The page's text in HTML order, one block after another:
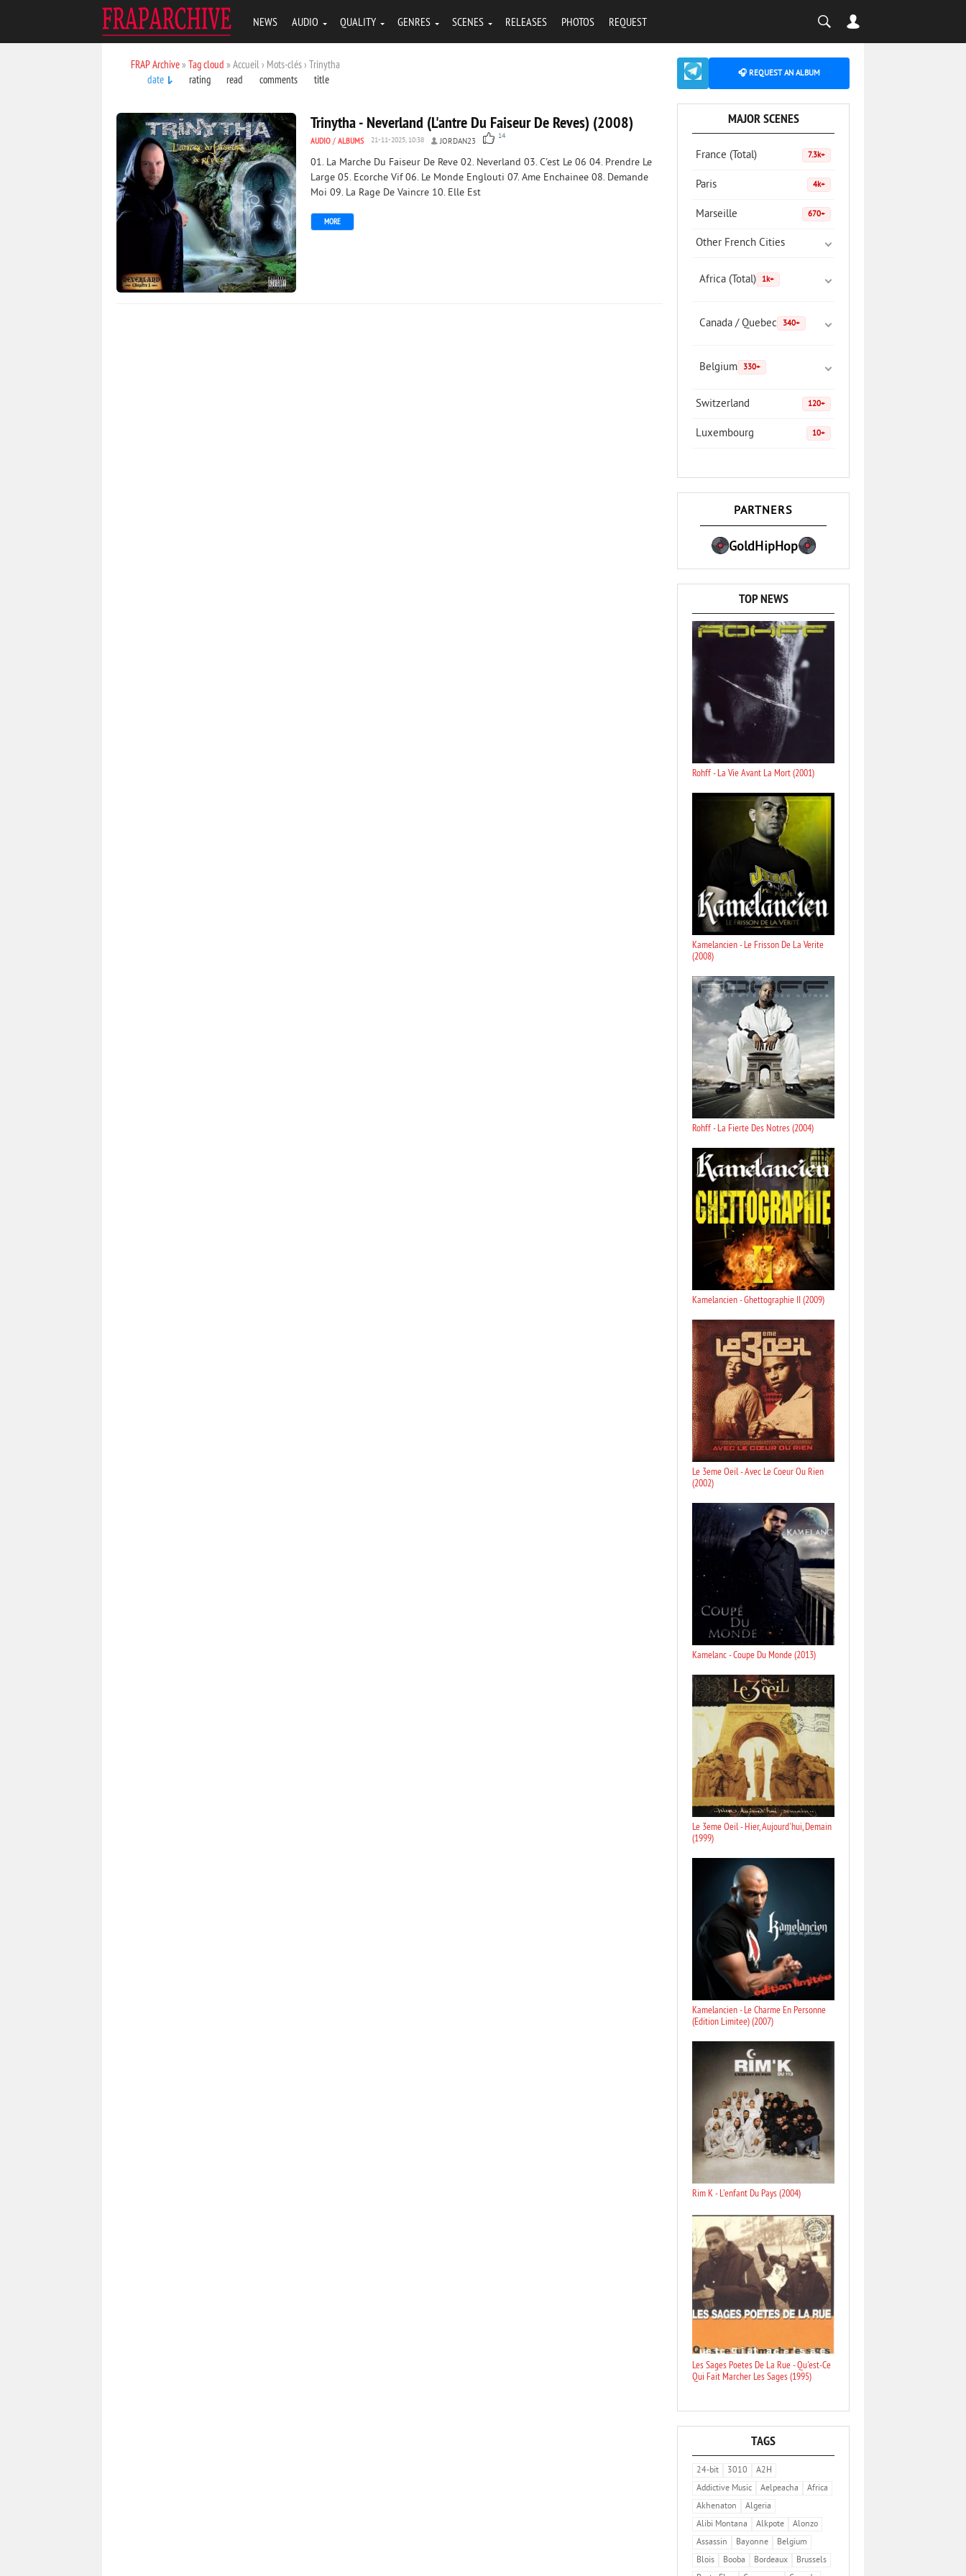
NEWS AUDIO QUALITY GENRES SCENES RELEASES PHOTOS REQUEST
FRAP Archive» Tag cloud » Accueil › Mots-clés › Trinytha
date
rating read comments title
Trinytha - Neverland (L'antre Du Faiseur De Reves) (2008)
AUDIO / ALBUMS 21-11-2025, 10:38 JORDAN23
14
01. La Marche Du Faiseur De Reve 02. Neverland 03. C'est Le 06 04. Prendre Le
Large 05. Ecorche Vif 06. Le Monde Englouti 07. Ame Enchainee 08. Demande
Moi 09. La Rage De Vaincre 10. Elle Est
MORE
🎧 REQUEST AN ALBUM
MAJOR SCENES
France (Total) 7.3k+
Paris 4k+
Marseille 670+
Other French Cities
Africa (Total) 1k+
Canada / Quebec 340+
Belgium 330+
Switzerland 120+
Luxembourg 10+
PARTNERS
GoldHipHop
TOP NEWS
Rohff - La Vie Avant La Mort (2001)
Kamelancien - Le Frisson De La Verite
(2008)
Rohff - La Fierte Des Notres (2004)
Kamelancien - Ghettographie II (2009)
Le 3eme Oeil - Avec Le Coeur Ou Rien
(2002)
Kamelanc - Coupe Du Monde (2013)
Le 3eme Oeil - Hier, Aujourd'hui, Demain
(1999)
Kamelancien - Le Charme En Personne
(Edition Limitee) (2007)
Rim K - L'enfant Du Pays (2004)
Les Sages Poetes De La Rue - Qu'est-Ce
Qui Fait Marcher Les Sages (1995)
TAGS
24-bit 3010
A2H
Addictive Music
Aelpeacha
Africa
Akhenaton
Algeria
Alibi Montana
Alkpote
Alonzo
Assassin
Bayonne
Belgium
Blois
Booba Bordeaux
Brussels